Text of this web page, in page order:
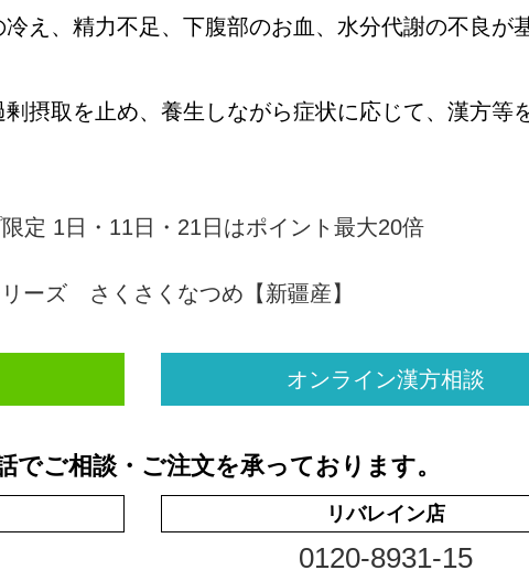
冷え、精力不足、下腹部のお血、水分代謝の不良が
摂取を止め、養生しながら症状に応じて、漢方等
オンライン漢方相談
でご相談・ご注文を承っております。
リバレイン店
0120-8931-15